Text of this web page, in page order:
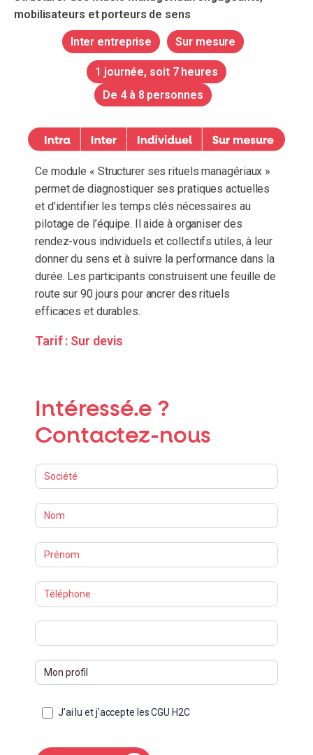
mobilisateurs et porteurs de sens
Inter entreprise Sur mesure
1 journée, soit 7 heures
De 4 à 8 personnes
Ce module « Structurer ses rituels managériaux »
permet de diagnostiquer ses pratiques actuelles
et d’identifier les temps clés nécessaires au
pilotage de l’équipe. Il aide à organiser des
rendez-vous individuels et collectifs utiles, à leur
donner du sens et à suivre la performance dans la
durée. Les participants construisent une feuille de
route sur 90 jours pour ancrer des rituels
efficaces et durables.
Tarif : Sur devis
Intéressé.e ?
Contactez-nous
Formations
J’ai lu et j’accepte les CGU H2C